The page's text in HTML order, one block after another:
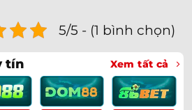
5/5 - (1 bình chọn)
tín Xem tất cả